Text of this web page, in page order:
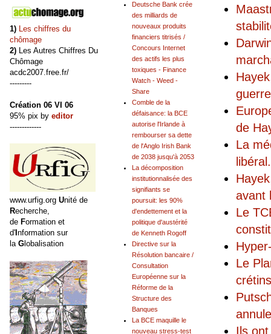
de
La
libéral
avant
Le
Le
crétins
Ils
Deutsche Bank crée
des milliards de
nouveaux produits
financiers titrisés /
Concours Internet
des actifs les plus
toxiques - Finance
Watch - Weed -
Share
Comble de la
défaisance: la BCE
autorise l'Irlande à
rembourser sa dette
de l'Anglo Irish Bank
de 2038 jusqu'à 2053
La décomposition
institutionnalisée des
signifiants se
poursuit: les 90%
d'endettement et la
politique d'austérité
de Kenneth Rogoff
Directive sur la
Résolution bancaire /
Consultation
Européenne sur la
Réforme de la
Structure des
Banques
La BCE maquille le
nouveau stress-test
1) Les chiffres du
chômage
2) Les Autres Chiffres Du
Chômage
acdc2007.free.fr/
---------
Création 06 VI 06
95% pix by editor
-------------
www.urfig.org Unité de
Recherche,
de Formation et
d'Information sur
la Globalisation